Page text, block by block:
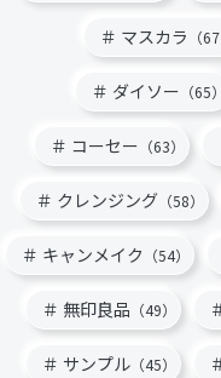
マスカラ （67
ダイソー （65）
コーセー （63）
クレンジング（58）
キャンメイク （54）
無印良品 （49）
サンプル （45）